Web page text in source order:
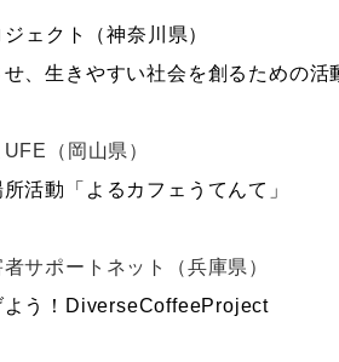
ジェクト（神奈川県）
、生きやすい社会を創るための活
UFE
（岡山県）
活動「よるカフェうてんて」
サポートネット（兵庫県）
う！ DiverseCoffeeProject